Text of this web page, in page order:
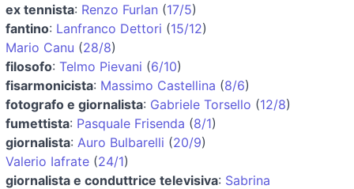
ex tennista: Renzo Furlan (17/5)
fantino: Lanfranco Dettori (15/12)
Mario Canu (28/8)
filosofo: Telmo Pievani (6/10)
fisarmonicista: Massimo Castellina (8/6)
fotografo e giornalista: Gabriele Torsello (12/8)
fumettista: Pasquale Frisenda (8/1)
giornalista: Auro Bulbarelli (20/9)
Valerio Iafrate (24/1)
giornalista e conduttrice televisiva: Sabrina